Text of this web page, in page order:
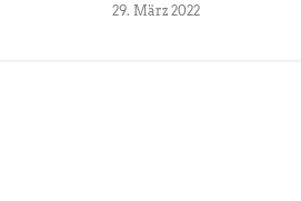
29. März 2022